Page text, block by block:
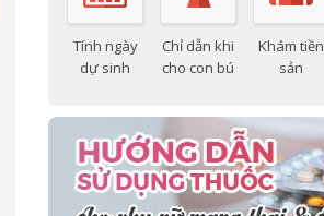
Tính ngày
dự sinh
Chỉ dẫn khi
cho con bú
Khám tiền
sản